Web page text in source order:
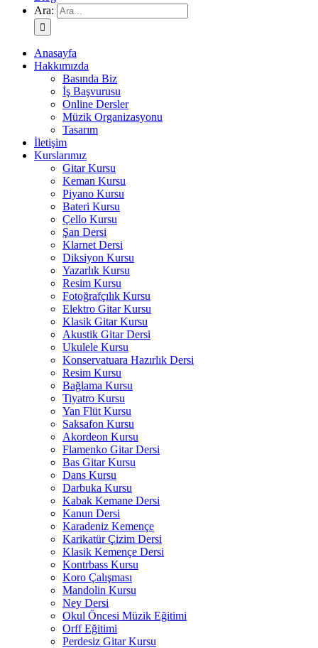
Ara:
Anasayfa
Hakkımızda
Basında Biz
İş Başvurusu
Online Dersler
Müzik Organizasyonu
Tasarım
İletişim
Kurslarımız
Gitar Kursu
Keman Kursu
Piyano Kursu
Bateri Kursu
Çello Kursu
Şan Dersi
Klarnet Dersi
Diksiyon Kursu
Yazarlık Kursu
Resim Kursu
Fotoğrafçılık Kursu
Elektro Gitar Kursu
Klasik Gitar Kursu
Akustik Gitar Dersi
Ukulele Kursu
Konservatuara Hazırlık Dersi
Resim Kursu
Bağlama Kursu
Tiyatro Kursu
Yan Flüt Kursu
Saksafon Kursu
Akordeon Kursu
Flamenko Gitar Dersi
Bas Gitar Kursu
Dans Kursu
Darbuka Kursu
Kabak Kemane Dersi
Kanun Dersi
Karadeniz Kemençe
Karikatür Çizim Dersi
Klasik Kemençe Dersi
Kontrbass Kursu
Koro Çalışması
Mandolin Kursu
Ney Dersi
Okul Öncesi Müzik Eğitimi
Orff Eğitimi
Perdesiz Gitar Kursu